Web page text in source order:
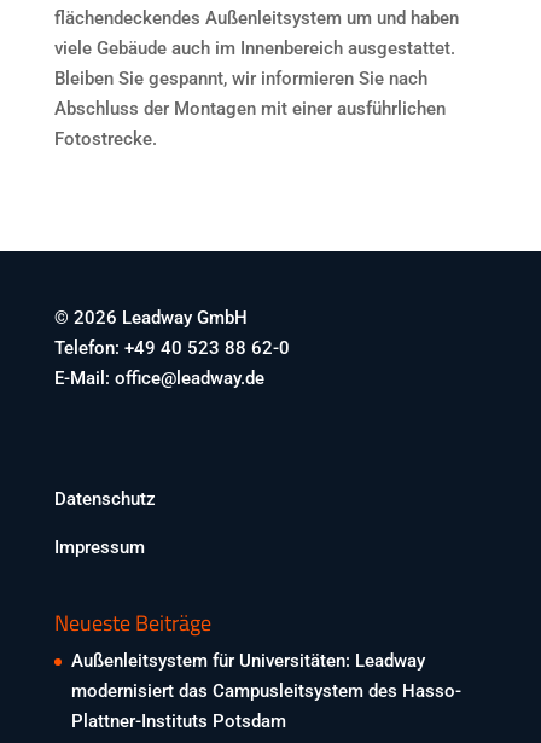
flächendeckendes Außenleitsystem um und haben
viele Gebäude auch im Innenbereich ausgestattet.
Bleiben Sie gespannt, wir informieren Sie nach
Abschluss der Montagen mit einer ausführlichen
Fotostrecke.
© 2026 Leadway GmbH
Telefon: +49 40 523 88 62-0
E-Mail: office@leadway.de
Datenschutz
Impressum
Neueste Beiträge
Außenleitsystem für Universitäten: Leadway
modernisiert das Campusleitsystem des Hasso-
Plattner-Instituts Potsdam